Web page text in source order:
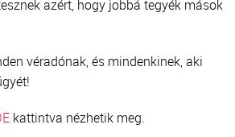
azért, hogy jobbá tegyék mások
véradónak, és mindenkinek, aki
kattintva nézhetik meg.